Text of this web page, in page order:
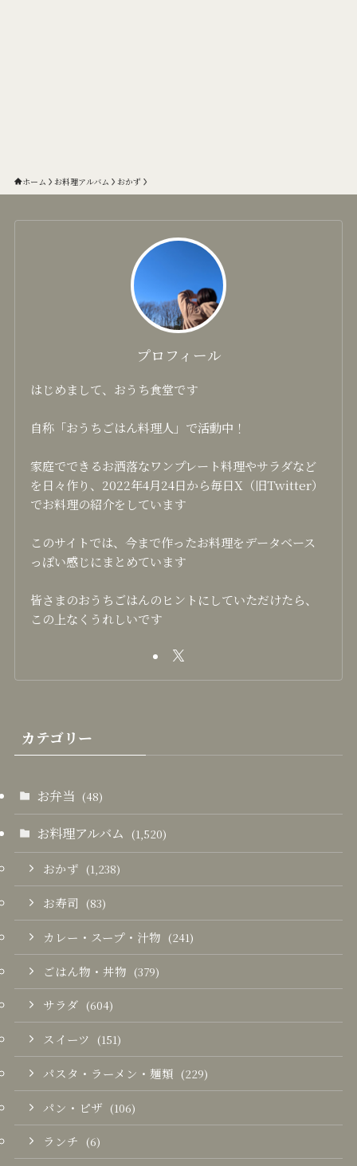
ホーム お料理アルバム おかず
プロフィール
はじめまして、おうち食堂です
自称「おうちごはん料理人」で活動中！
家庭でできるお洒落なワンプレート料理やサラダなど
を日々作り、2022年4月24日から毎日X（旧Twitter）
でお料理の紹介をしています
このサイトでは、今まで作ったお料理をデータベース
っぽい感じにまとめています
皆さまのおうちごはんのヒントにしていただけたら、
この上なくうれしいです
カテゴリー
お弁当 (48)
お料理アルバム (1,520)
おかず (1,238)
お寿司 (83)
カレー・スープ・汁物 (241)
ごはん物・丼物 (379)
サラダ (604)
スイーツ (151)
パスタ・ラーメン・麺類 (229)
パン・ピザ (106)
ランチ (6)